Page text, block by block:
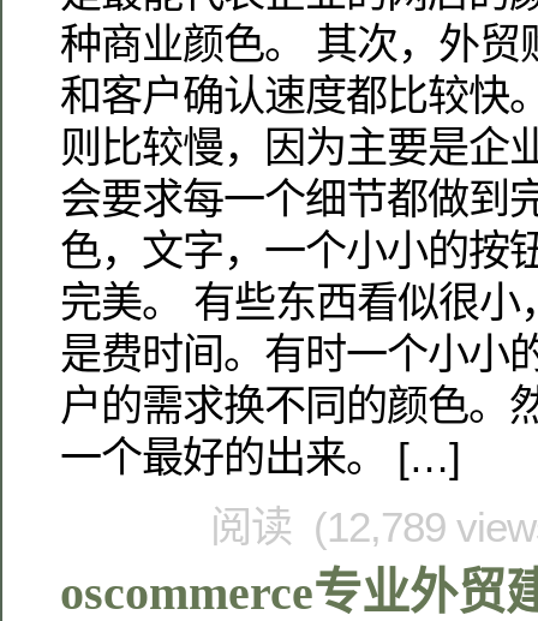
种商业颜色。 其次，外贸
和客户确认速度都比较快
则比较慢，因为主要是企
会要求每一个细节都做到
色，文字，一个小小的按
完美。 有些东西看似很小
是费时间。有时一个小小
户的需求换不同的颜色。
一个最好的出来。 […]
阅读 (12,789
oscommerce专业外贸